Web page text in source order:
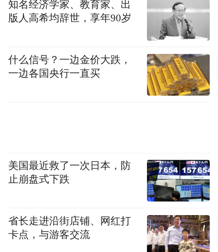
知名经济学家、教育家、出
版人高希均辞世，享年90岁
什么信号？一边金价大跌，
一边各国央行一直买
美国最近救了一次日本，防
止崩盘式下跌
省长走进沿街店铺、网红打
卡点，与游客交流